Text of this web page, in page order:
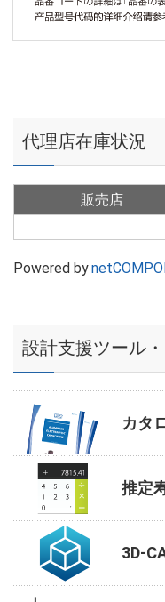
代理店在庫状況
販売店
Powered by
設計支援ツール
カタ
推定
3D-